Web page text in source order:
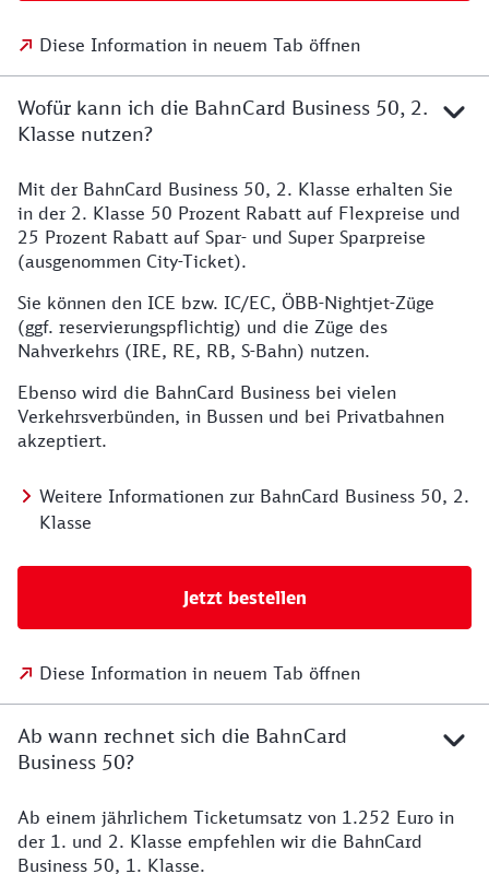
Diese Information in neuem Tab öffnen
Wofür kann ich die BahnCard Business 50, 2.
Klasse nutzen?
Mit der BahnCard Business 50, 2. Klasse erhalten Sie
in der 2. Klasse 50 Prozent Rabatt auf Flexpreise und
25 Prozent Rabatt auf Spar- und Super Sparpreise
(ausgenommen City-Ticket).
Sie können den ICE bzw. IC/EC, ÖBB-Nightjet-Züge
(ggf. reservierungspflichtig) und die Züge des
Nahverkehrs (IRE, RE, RB, S-Bahn) nutzen.
Ebenso wird die BahnCard Business bei vielen
Verkehrsverbünden, in Bussen und bei Privatbahnen
akzeptiert.
Weitere Informationen zur BahnCard Business 50, 2.
Klasse
Jetzt bestellen
Diese Information in neuem Tab öffnen
Ab wann rechnet sich die BahnCard
Business 50?
Ab einem jährlichem Ticketumsatz von 1.252 Euro in
der 1. und 2. Klasse empfehlen wir die BahnCard
Business 50, 1. Klasse.